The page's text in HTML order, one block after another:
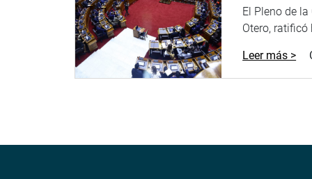
Soundcloud:https://soundcloud.com/
https://soundcloud.com/radiocongreso>
El Pleno de
Otero, ratificó
Leer más >